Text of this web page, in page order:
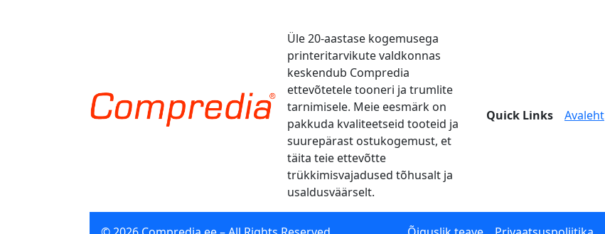
Üle 20-aastase kogemusega
printeritarvikute valdkonnas
keskendub Compredia
ettevõtetele tooneri ja trumlite
tarnimisele. Meie eesmärk on
pakkuda kvaliteetseid tooteid ja
suurepärast ostukogemust, et
täita teie ettevõtte
trükkimisvajadused tõhusalt ja
usaldusväärselt.
Quick Links Avaleht